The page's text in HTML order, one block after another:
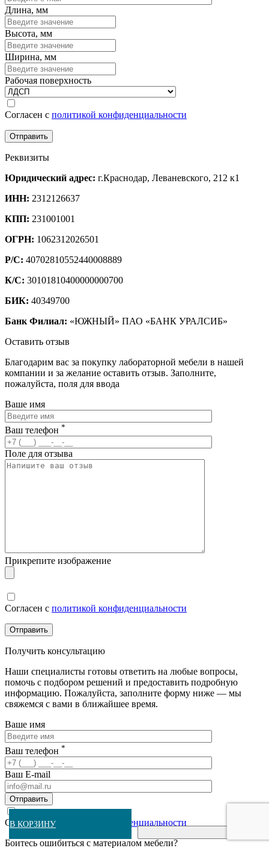
В КОРЗИНУ
В КОРЗИНУ
В КОРЗИНУ
В КОРЗИНУ
В КОРЗИНУ
В КОРЗИНУ
В КОРЗИНУ
В КОРЗИНУ
В КОРЗИНУ
В КОРЗИНУ
Длина, мм
Высота, мм
Ширина, мм
Рабочая поверхность
Согласен с политикой конфиденциальности
Реквизиты
Юридический адрес: г.Краснодар, Леваневского, 212 к1
ИНН: 2312126637
КПП: 231001001
ОГРН: 1062312026501
Р/С: 40702810552440008889
К/С: 30101810400000000700
БИК: 40349700
Банк Филиал: «ЮЖНЫЙ» ПАО «БАНК УРАЛСИБ»
Оставить отзыв
Благодарим вас за покупку лабораторной мебели в нашей
компании и за желание оставить отзыв. Заполните,
пожалуйста, поля для ввода
Ваше имя
Ваш телефон *
Поле для отзыва
Прикрепите изображение
Согласен с политикой конфиденциальности
Получить консультацию
Наши специалисты готовы ответить на любые вопросы,
помочь с подбором решений и предоставить подробную
информацию. Пожалуйста, заполните форму ниже — мы
свяжемся с вами в ближайшее время.
Ваше имя
Ваш телефон *
Ваш E-mail
Согласен сполитикой конфиденциальности
Боитесь ошибиться с материалом мебели?